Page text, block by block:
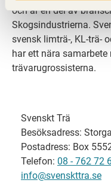
och är en del av
Skogsindustrierna.
svensk limträ-, KL-trä-
har ett nära
trävarugrossisterna.
Svenskt Trä
Besöksadress:
Postadress: Box
Telefon: 08 - 762 72
info@svenskttra.se